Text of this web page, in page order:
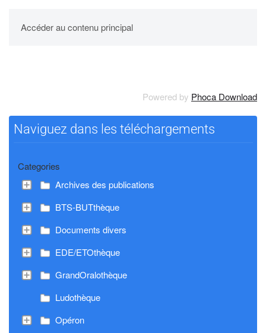
Accéder au contenu principal
UPBM
Powered by Phoca Download
Naviguez dans les téléchargements
Categories
Archives des publications
BTS-BUTthèque
Documents divers
EDE/ETOthèque
GrandOralothèque
Ludothèque
Opéron